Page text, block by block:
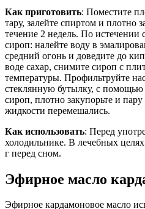
Как приготовить: Поместите
тару, залейте спиртом и плотно
течение 2 недель. По истечении
сироп: налейте воду в
средний огонь и доведите до
воде сахар, снимите сироп с
температуры. Профильтруйте
стеклянную бутылку, с
сироп, плотно закупорьте и
жидкости перемешались.
Как использовать: Перед
холодильнике. В лечебных
г перед сном.
Эфирное масло
Эфирное кардамоновое масло